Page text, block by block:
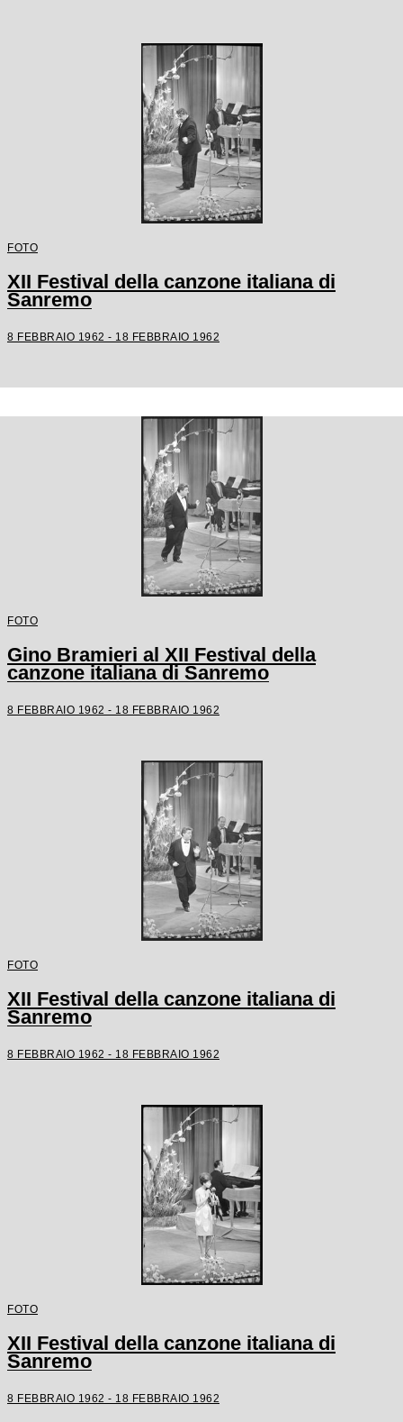
FOTO
XII Festival della canzone italiana di
Sanremo
8 FEBBRAIO 1962 - 18 FEBBRAIO 1962
FOTO
Gino Bramieri al XII Festival della
canzone italiana di Sanremo
8 FEBBRAIO 1962 - 18 FEBBRAIO 1962
FOTO
XII Festival della canzone italiana di
Sanremo
8 FEBBRAIO 1962 - 18 FEBBRAIO 1962
FOTO
XII Festival della canzone italiana di
Sanremo
8 FEBBRAIO 1962 - 18 FEBBRAIO 1962